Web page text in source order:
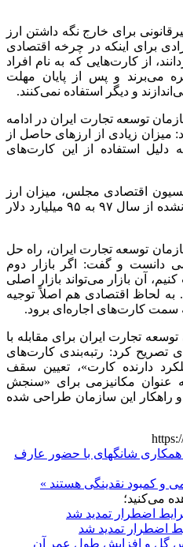
برای خارج نگه داشتن ارز
برای اینکه در چرخه اقتصادی
از کارت‌هایی که به نام افراد
می‌برند و پس از پایان مهلت
و دیگر استفاده نمی‌کنند.
توسعه تجارت ایران در ادامه
میزان زیادی از ارزهای حاصل از
استفاده از این کارت‌های
اقتصادی مجلس، میزان ارز
حاصل از صادرات برگشت داده نشده از سال ۹۷ به ۹۵ میلیارد دلار
توسعه تجارت ایران، راه حل
دانست و گفت: اگر بازار دوم
آن بازار می‌تواند بازار اصلی
به لحاظ اقتصادی هم اصلاً توجیه
سمت کارت‌های اجاره‌ای برود.
تجارت ایران برای مقابله با
تصریح کرد: رتبه‌بندی کارت‌های
دارنده کارت»، تعیین سقف
عنوان مکانیزمی برای «سنجش
راهکار این سازمان طراحی شده
شانگهای با حضور عارف
و کمبود نقدینگی هستند »
می‌کنید؛
اضطرار تمدید شد